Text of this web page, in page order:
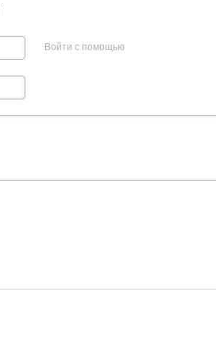
Войти с помощью